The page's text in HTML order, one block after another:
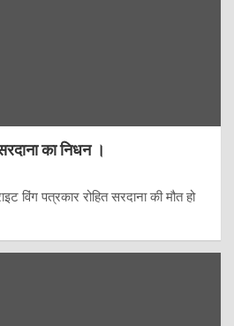
का निधन ।
पत्रकार रोहित सरदाना की मौत हो